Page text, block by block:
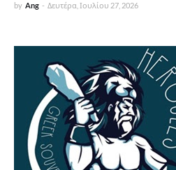
by Ang - Δευτέρα, Ιουλίου 27, 2026